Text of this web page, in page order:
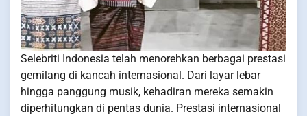
Selebriti Indonesia telah menorehkan berbagai prestasi
gemilang di kancah internasional. Dari layar lebar
hingga panggung musik, kehadiran mereka semakin
diperhitungkan di pentas dunia. Prestasi internasional